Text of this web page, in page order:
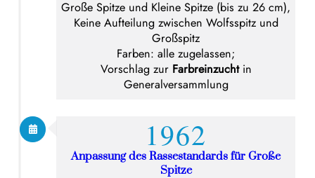
Große Spitze und Kleine Spitze (bis zu 26 cm),
Keine Aufteilung zwischen Wolfsspitz und
Großspitz
Farben: alle zugelassen;
Vorschlag zur Farbreinzucht in
Generalversammlung
1962
Anpassung des Rassestandards für Große
Spitze